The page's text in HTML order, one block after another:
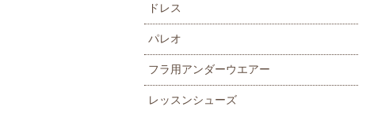
ドレス
パレオ
フラ用アンダーウエアー
レッスンシューズ